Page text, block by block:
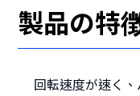
製品の特
回転速度が速く